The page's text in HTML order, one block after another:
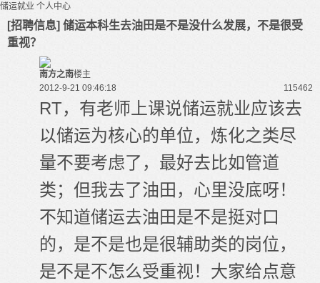
储运就业 个人中心
[招聘信息] 储运本科生去油田是不是没什么发展，不是很受
重视？
南方之南楼主
2012-9-21 09:46:18
115462
RT，有老师上课说储运就业应该去
以储运为核心的单位，炼化之类尽
量不要考虑了，最好去比如管道
类；但我去了油田，心里没底呀！
不知道储运去油田是不是挺对口
的，是不是也是很辅助类的岗位，
是不是不怎么受重视！大家给点意